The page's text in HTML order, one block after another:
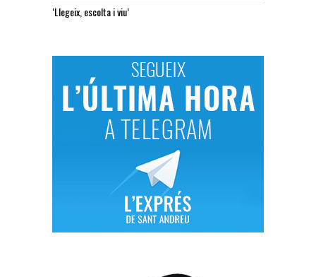
‘Llegeix, escolta i viu’